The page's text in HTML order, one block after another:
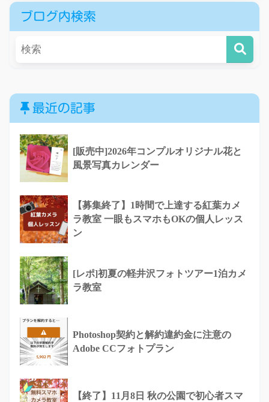
ブログ内検索
最近の記事
[販売中]2026年コンプルオリジナル花と
風景写真カレンダー
【募集終了】1時間で上達する紅葉カメ
ラ教室 一眼もスマホもOKの個人レッス
ン
[レポ]初夏の軽井沢フォトツアー1泊カメ
ラ教室
Photoshop契約と解約違約金に注意の
Adobe CCフォトプラン
【終了】11月8日 秋の公園で初心者スマ